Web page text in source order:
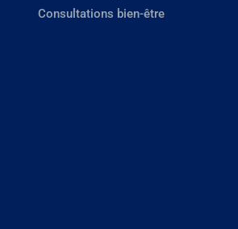
Consultations bien-être